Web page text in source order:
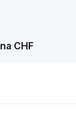
CHF